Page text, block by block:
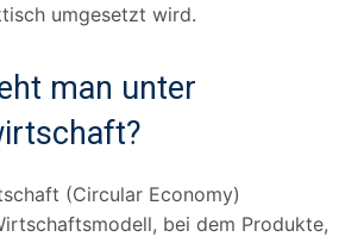
umgesetzt wird.
man unter
(Circular Economy)
bei dem Produkte,